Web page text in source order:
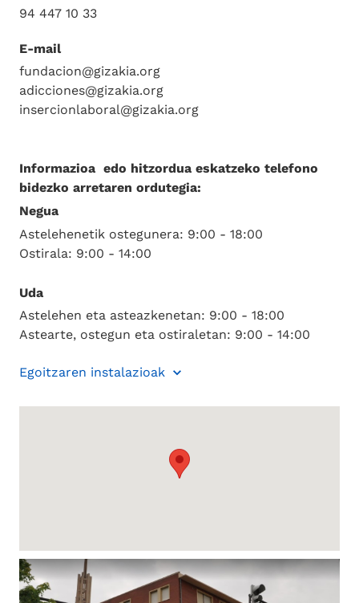
94 447 10 33
E-mail
fundacion@gizakia.org
adicciones@gizakia.org
insercionlaboral@gizakia.org
Informazioa edo hitzordua eskatzeko telefono
bidezko arretaren ordutegia:
Negua
Astelehenetik ostegunera: 9:00 - 18:00
Ostirala: 9:00 - 14:00
Uda
Astelehen eta asteazkenetan: 9:00 - 18:00
Astearte, ostegun eta ostiraletan: 9:00 - 14:00
Egoitzaren instalazioak